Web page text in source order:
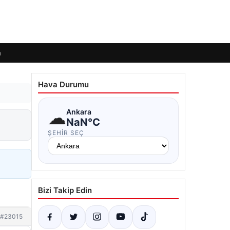
#23015
Hava Durumu
☁Ankara
NaN°C
ŞEHIR SEÇ
Bizi Takip Edin